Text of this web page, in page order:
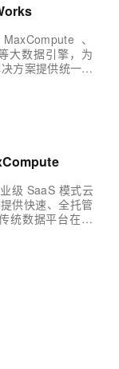
、
大数据引擎，为
方案提供统一的
级 SaaS 模式云
供快速、全托管
统数据平台在资
理海量数据。